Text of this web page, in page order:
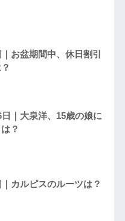
お盆期間中、休日割引
｜大泉洋、15歳の娘に
？
カルピスのルーツは？